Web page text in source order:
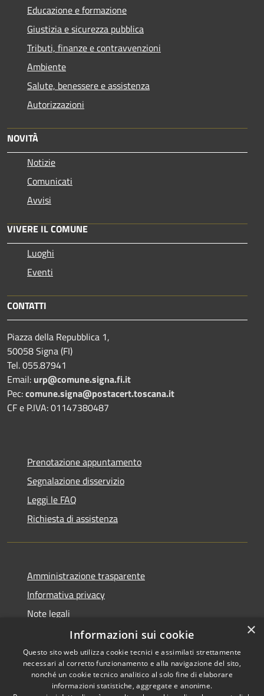
Educazione e formazione
Giustizia e sicurezza pubblica
Tributi, finanze e contravvenzioni
Ambiente
Salute, benessere e assistenza
Autorizzazioni
NOVITÀ
Notizie
Comunicati
Avvisi
VIVERE IL COMUNE
Luoghi
Eventi
CONTATTI
Piazza della Repubblica 1,
50058 Signa (FI)
Tel. 055.87941
Email: urp@comune.signa.fi.it
Pec:comune.signa@postacert.toscana.it
CF e P.IVA: 01147380487
Prenotazione appuntamento
Segnalazione disservizio
Leggi le FAQ
Richiesta di assistenza
Amministrazione trasparente
Informativa privacy
Note legali
Dichiarazione di accessibilità
RSS Copyright © 2026 • Comune di
×
Informazioni sui cookie
Questo sito web utilizza cookie tecnici e assimilati strettamente
necessari al corretto funzionamento e alla navigazione del sito,
nonché un cookie tecnico analitico al solo fine di elaborare
informazioni statistiche, aggregate e anonime.